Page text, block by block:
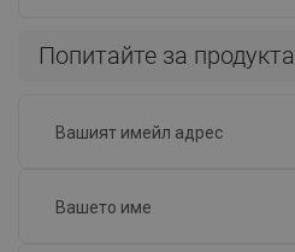
Попитайте за продукта